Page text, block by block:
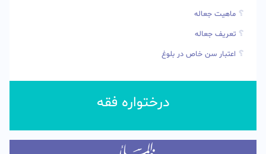
ماهیت جعاله
تعریف جعاله
اعتبار سن خاص در بلوغ
درختواره فقه